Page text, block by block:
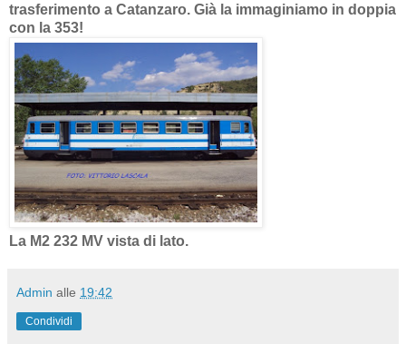
trasferimento a Catanzaro. Già la immaginiamo in doppia
con la 353!
La M2 232 MV vista di lato.
Admin alle 19:42
Condividi